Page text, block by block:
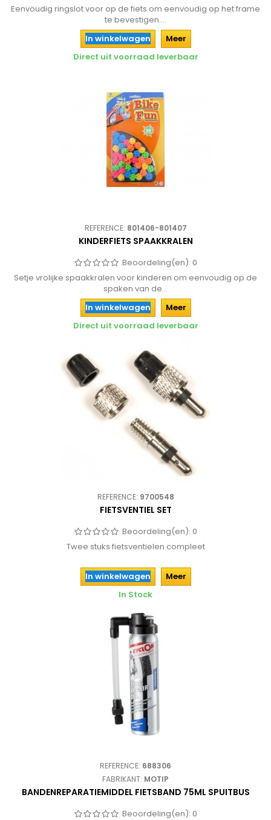
Eenvoudig ringslot voor op de fiets om eenvoudig op het frame
te bevestigen....
In winkelwagen
Meer
Direct uit voorraad leverbaar
REFERENCE: 801406-801407
KINDERFIETS SPAAKKRALEN
Beoordeling(en): 0
Setje vrolijke spaakkralen voor kinderen om eenvoudig op de
spaken van de...
In winkelwagen
Meer
Direct uit voorraad leverbaar
REFERENCE: 9700548
FIETSVENTIEL SET
Beoordeling(en): 0
Twee stuks fietsventielen compleet
In winkelwagen
Meer
In Stock
REFERENCE: 688306
FABRIKANT: MOTIP
BANDENREPARATIEMIDDEL FIETSBAND 75ML SPUITBUS
Beoordeling(en): 0